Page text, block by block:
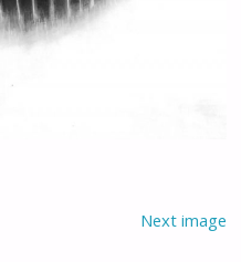
Next image